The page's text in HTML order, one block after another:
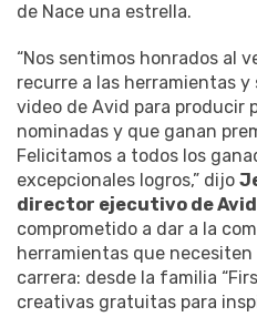
de Nace una estrella.
“Nos sentimos honrados al
recurre a las herramientas
video de Avid para producir
nominadas y que ganan
Felicitamos a todos los
excepcionales logros,” dijo
director ejecutivo de Avid
comprometido a dar a la
herramientas que necesiten
carrera: desde la familia
creativas gratuitas para